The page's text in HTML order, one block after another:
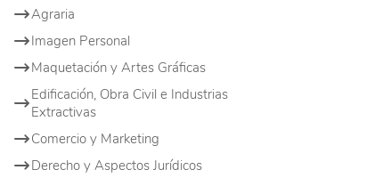
Agraria
Imagen Personal
Maquetación y Artes Gráficas
Edificación, Obra Civil e Industrias
Extractivas
Comercio y Marketing
Derecho y Aspectos Jurídicos